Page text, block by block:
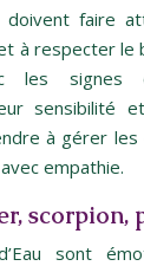
doivent faire
à respecter le
les signes
sensibilité
à gérer
empathie.
scorpion,
sont